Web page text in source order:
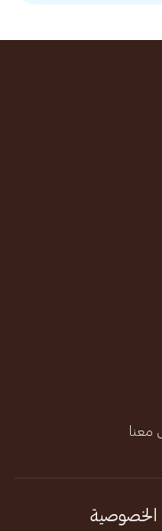
معنا
الخصوصية